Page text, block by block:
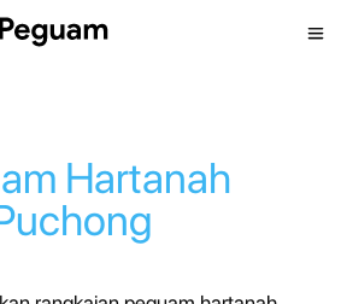
Hartanah